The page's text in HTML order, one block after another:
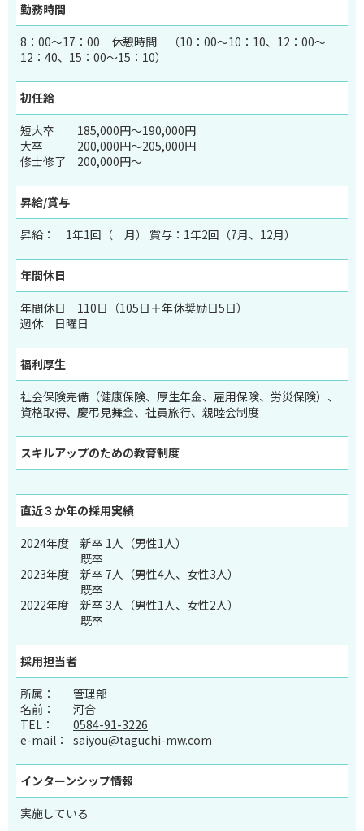
勤務時間
8：00～17：00 休憩時間 （10：00～10：10、12：00～
12：40、15：00～15：10）
初任給
短大卒
185,000円～190,000円
大卒
200,000円～205,000円
修士修了
200,000円～
昇給/賞与
昇給： 1年1回（ 月） 賞与：1年2回（7月、12月）
年間休日
年間休日 110日（105日＋年休奨励日5日）
週休 日曜日
福利厚生
社会保険完備（健康保険、厚生年金、雇用保険、労災保険）、
資格取得、慶弔見舞金、社員旅行、親睦会制度
スキルアップのための教育制度
直近３か年の採用実績
2024年度
新卒 1人（男性1人）
既卒
2023年度
新卒 7人（男性4人、女性3人）
既卒
2022年度
新卒 3人（男性1人、女性2人）
既卒
採用担当者
所属：
管理部
名前：
河合
TEL：
0584-91-3226
e-mail：
saiyou@taguchi-mw.com
インターンシップ情報
実施している